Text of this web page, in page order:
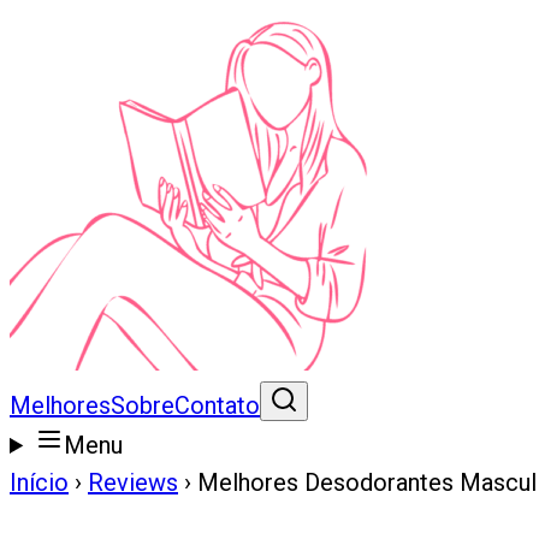
MelhoresSobreContato
Menu
Início › Reviews › Melhores Desodorantes